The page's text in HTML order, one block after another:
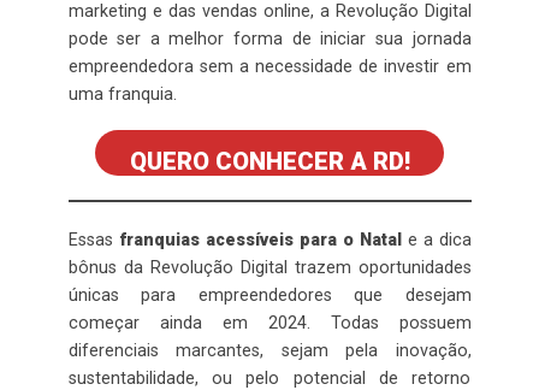
marketing e das vendas online, a Revolução Digital
pode ser a melhor forma de iniciar sua jornada
empreendedora sem a necessidade de investir em
uma franquia.
QUERO CONHECER A RD!
Essas franquias acessíveis para o Natal e a dica
bônus da Revolução Digital trazem oportunidades
únicas para empreendedores que desejam
começar ainda em 2024. Todas possuem
diferenciais marcantes, sejam pela inovação,
sustentabilidade, ou pelo potencial de retorno